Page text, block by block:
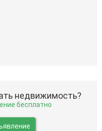
недвижимость?
бесплатно